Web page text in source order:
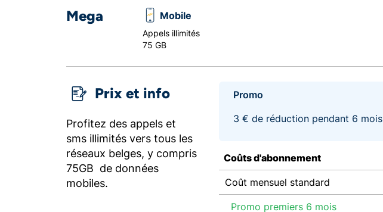
Mega Mobile
Appels illimités
75 GB
Prix et info
Profitez des appels et
sms illimités vers tous les
réseaux belges, y compris
75GB de données
mobiles.
Promo
3 € de réduction pendant 6 mois
Coûts d'abonnement
Coût mensuel standard
Promo premiers 6 mois